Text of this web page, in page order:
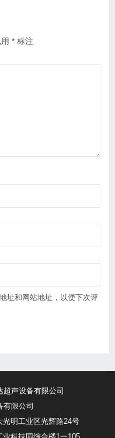
* 标注
址和网站地址，以便下次评
声设备有限公司
有限公司
明工业区光辉路24号